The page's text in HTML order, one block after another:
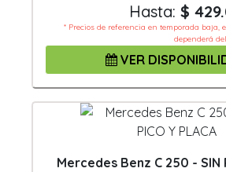
Hasta: $
* Precios de referencia en temporada baja,
dependerá
VER
Mercedes Benz C 250 - SIN